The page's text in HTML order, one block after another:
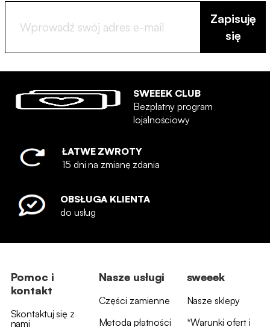
Zapisuję
się
SWEEEK CLUB
Bezpłatny program
lojalnościowy
ŁATWE ZWROTY
15 dni na zmianę zdania
OBSŁUGA KLIENTA
do usług
Pomoc i
kontakt
Skontaktuj się z
nami
Nasze usługi
Części zamienne
Metoda płatności
sweeek
Nasze sklepy
*Warunki ofert i